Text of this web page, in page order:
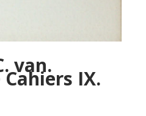
van.
IX.